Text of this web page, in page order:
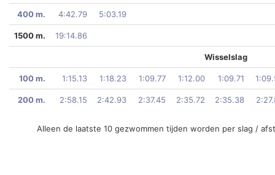
400 m. 4:42.79 5:03.19
1500 m. 19:14.86
Wisselslag
100 m. 1:15.13 1:18.23 1:09.77 1:12.00 1:09.71
200 m. 2:58.15 2:42.93 2:37.45 2:35.72 2:35.38
Alleen de laatste 10 gezwommen tijden worden per slag /